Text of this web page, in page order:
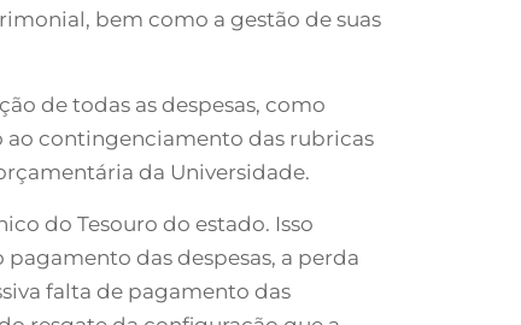
bem como a gestão de suas
de todas as despesas, como
ao contingenciamento das rubricas
da Universidade.
do Tesouro do estado. Isso
das despesas, a perda
falta de pagamento das